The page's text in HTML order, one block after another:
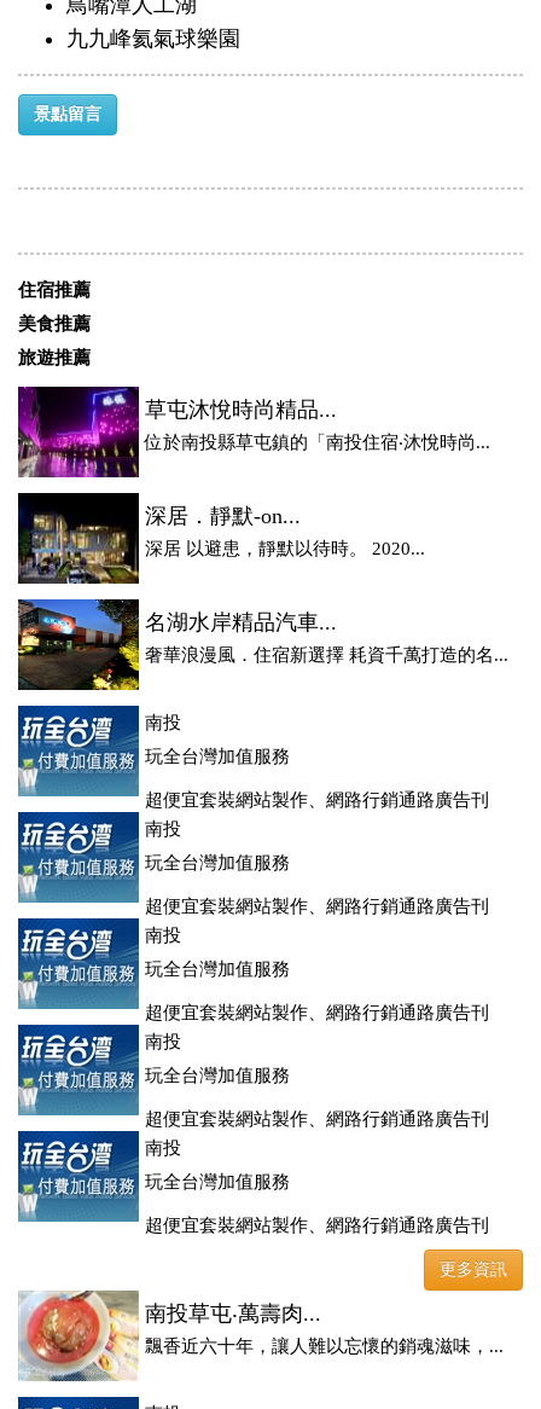
鳥嘴潭人工湖
九九峰氦氣球樂園
景點留言
住宿推薦
美食推薦
旅遊推薦
草屯沐悅時尚精品...
位於南投縣草屯鎮的「南投住宿‧沐悅時尚...
深居．靜默-on...
深居 以避患，靜默以待時。 2020...
名湖水岸精品汽車...
奢華浪漫風．住宿新選擇 耗資千萬打造的名...
南投
玩全台灣加值服務
超便宜套裝網站製作、網路行銷通路廣告刊
登、訂房系統、客房委託旅行社銷售，全面優惠中....
南投
玩全台灣加值服務
超便宜套裝網站製作、網路行銷通路廣告刊
登、訂房系統、客房委託旅行社銷售，全面優惠中....
南投
玩全台灣加值服務
超便宜套裝網站製作、網路行銷通路廣告刊
登、訂房系統、客房委託旅行社銷售，全面優惠中....
南投
玩全台灣加值服務
超便宜套裝網站製作、網路行銷通路廣告刊
登、訂房系統、客房委託旅行社銷售，全面優惠中....
南投
玩全台灣加值服務
超便宜套裝網站製作、網路行銷通路廣告刊
登、訂房系統、客房委託旅行社銷售，全面優惠中....
更多資訊
南投草屯‧萬壽肉...
飄香近六十年，讓人難以忘懷的銷魂滋味，...